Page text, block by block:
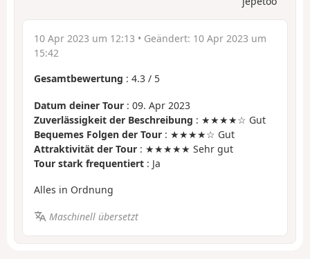
10 Apr 2023 um 12:13 • Geändert: 10 Apr 2023 um
15:42
Gesamtbewertung : 4.3 / 5
Datum deiner Tour : 09. Apr 2023
Zuverlässigkeit der Beschreibung : ★★★★☆ Gut
Bequemes Folgen der Tour : ★★★★☆ Gut
Attraktivität der Tour : ★★★★★ Sehr gut
Tour stark frequentiert : Ja
Alles in Ordnung
Maschinell übersetzt